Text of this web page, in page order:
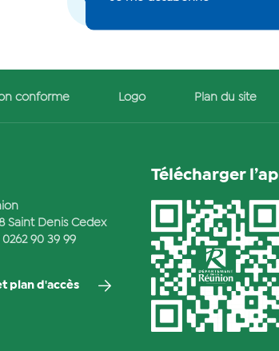
conforme Logo Plan du site
Saint Denis Cedex
90 39 99
plan d'accès
Télécharger